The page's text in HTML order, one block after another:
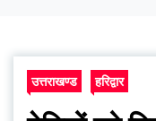
उत्तराखण्ड हरिद्वार